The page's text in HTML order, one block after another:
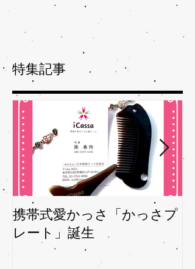
特集記事
携帯式愛かっさ「かっさプ
レート」誕生